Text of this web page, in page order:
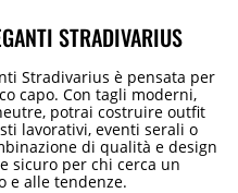
STRADIVARIUS
Stradivarius è pensata per
capo. Con tagli moderni,
potrai costruire outfit
lavorativi, eventi serali o
di qualità e design
sicuro per chi cerca un
e alle tendenze.